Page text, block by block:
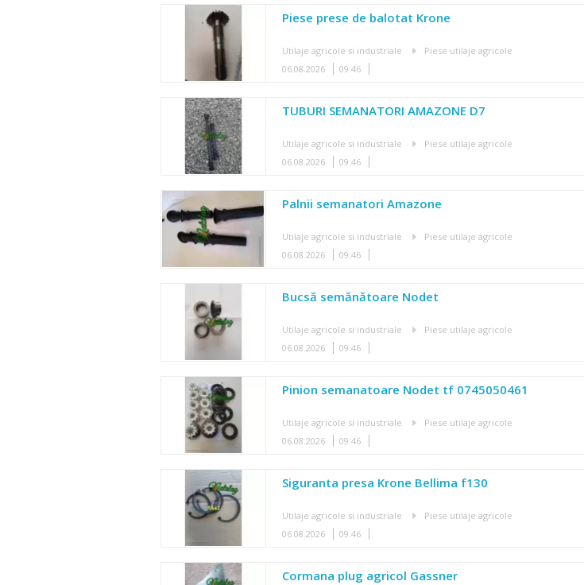
Piese prese de balotat Krone
Utilaje agricole si industriale
Piese utilaje agricole
06.08.2026
09:46
TUBURI SEMANATORI AMAZONE D7
Utilaje agricole si industriale
Piese utilaje agricole
06.08.2026
09:46
Palnii semanatori Amazone
Utilaje agricole si industriale
Piese utilaje agricole
06.08.2026
09:46
Bucsă semănătoare Nodet
Utilaje agricole si industriale
Piese utilaje agricole
06.08.2026
09:46
Pinion semanatoare Nodet tf 0745050461
Utilaje agricole si industriale
Piese utilaje agricole
06.08.2026
09:46
Siguranta presa Krone Bellima f130
Utilaje agricole si industriale
Piese utilaje agricole
06.08.2026
09:46
Cormana plug agricol Gassner